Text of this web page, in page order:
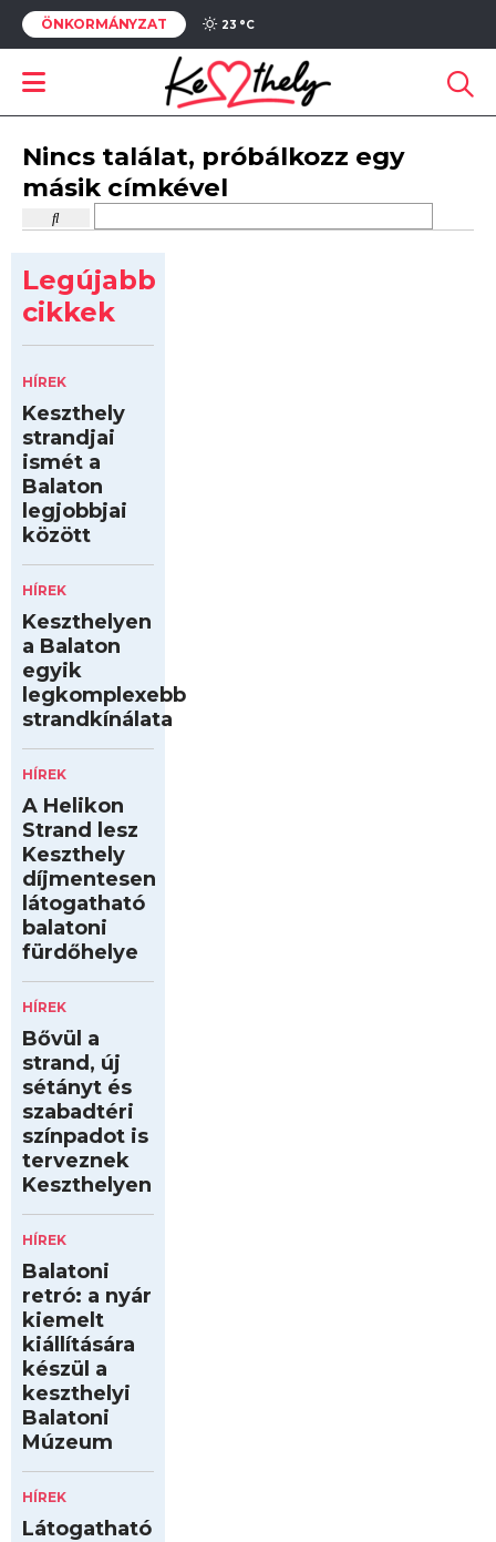
ÖNKORMÁNYZAT 23 °C
Nincs találat, próbálkozz egy
másik címkével
Legújabb
cikkek
HÍREK
Keszthely
strandjai
ismét a
Balaton
legjobbjai
között
HÍREK
Keszthelyen
a Balaton
egyik
legkomplexebb
strandkínálata
HÍREK
A Helikon
Strand lesz
Keszthely
díjmentesen
látogatható
balatoni
fürdőhelye
HÍREK
Bővül a
strand, új
sétányt és
szabadtéri
színpadot is
terveznek
Keszthelyen
HÍREK
Balatoni
retró: a nyár
kiemelt
kiállítására
készül a
keszthelyi
Balatoni
Múzeum
HÍREK
Látogatható